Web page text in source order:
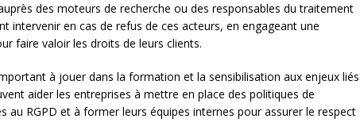
des moteurs de recherche ou des responsables du traitement
intervenir en cas de refus de ces acteurs, en engageant une
faire valoir les droits de leurs clients.
à jouer dans la formation et la sensibilisation aux enjeux liés
aider les entreprises à mettre en place des politiques de
au RGPD et à former leurs équipes internes pour assurer le respect